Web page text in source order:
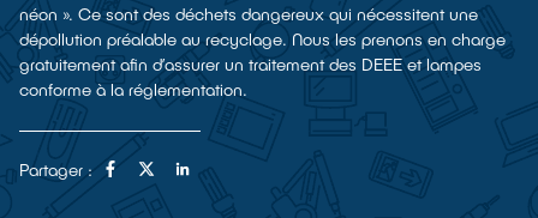
néon ». Ce sont des déchets dangereux qui nécessitent une
dépollution préalable au recyclage. Nous les prenons en charge
gratuitement afin d’assurer un traitement des DEEE et lampes
conforme à la réglementation.
Partager :